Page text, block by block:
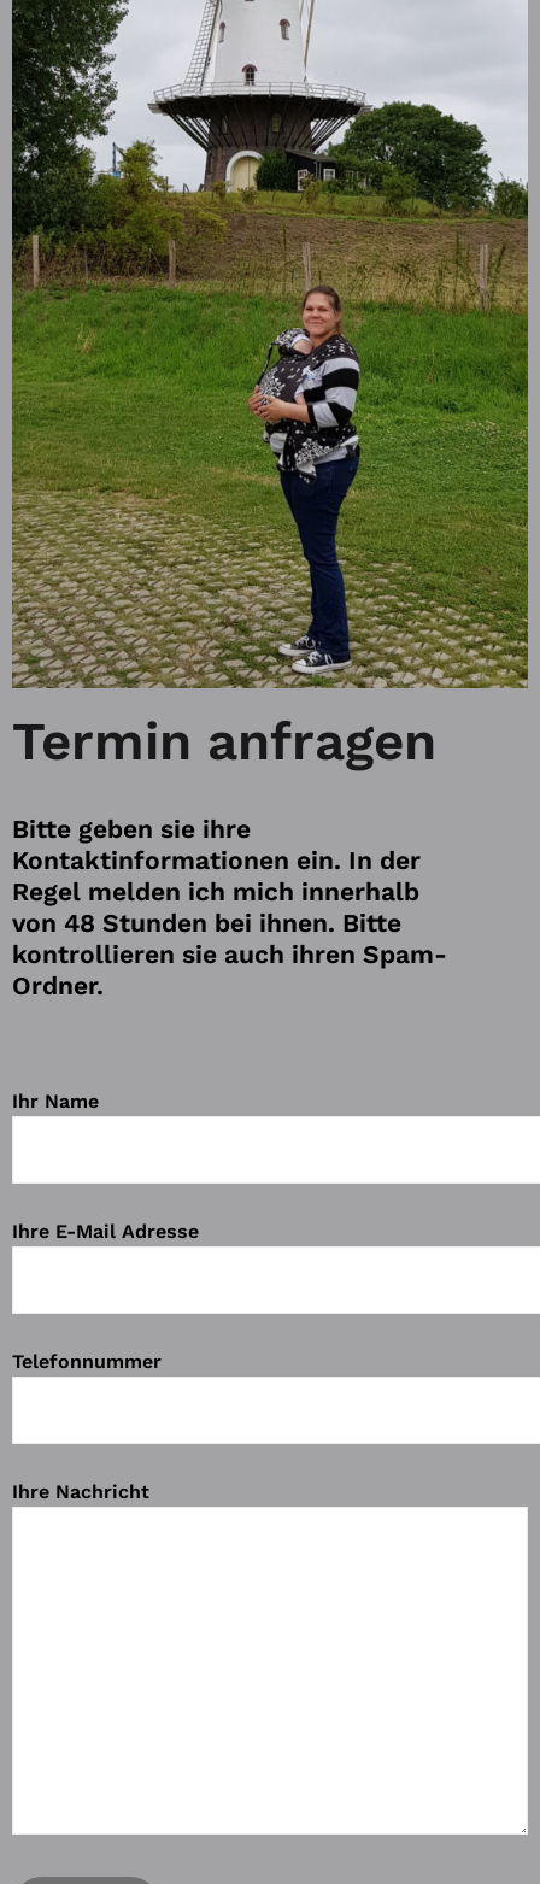
Termin anfragen
Bitte geben sie ihre
Kontaktinformationen ein. In der
Regel melden ich mich innerhalb
von 48 Stunden bei ihnen. Bitte
kontrollieren sie auch ihren Spam-
Ordner.
Ihr Name
Ihre E-Mail Adresse
Telefonnummer
Ihre Nachricht